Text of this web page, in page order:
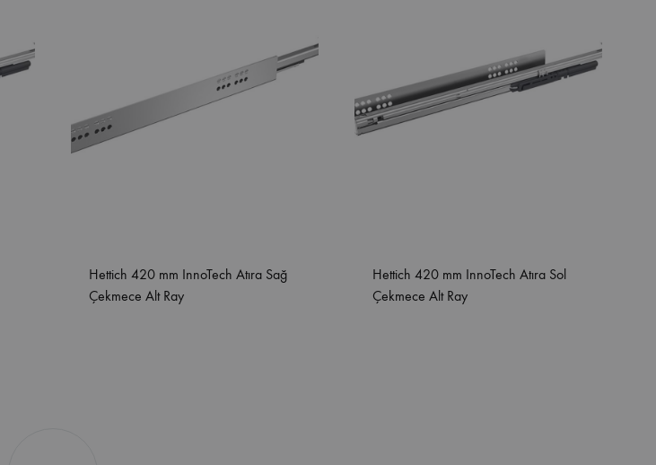
Hettich 420 mm InnoTech Atıra Sağ
Çekmece Alt Ray
Hettich 420 mm InnoTech Atıra Sol
Çekmece Alt Ray